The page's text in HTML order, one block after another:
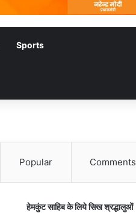
Sports
Popular Comments
हेमकुंट साहिब के लिये सिख श्रद्धालुओं